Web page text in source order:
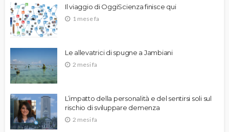
Il viaggio di OggiScienza finisce qui
1 mese fa
Le allevatrici di spugne a Jambiani
2 mesi fa
L’impatto della personalità e del sentirsi soli sul
rischio di sviluppare demenza
2 mesi fa